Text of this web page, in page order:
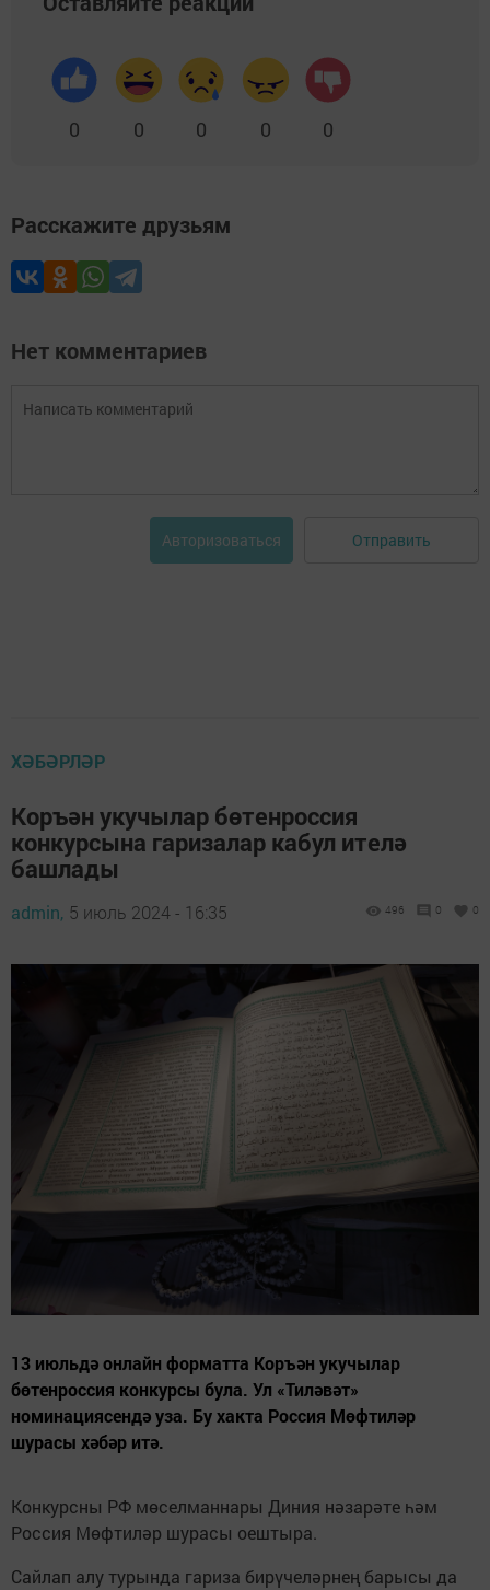
0 0 0 0 0
Расскажите друзьям
Нет комментариев
Авторизоваться Отправить
ХӘБӘРЛӘР
Коръән укучылар бөтенроссия
конкурсына гаризалар кабул ителә
башлады
admin, 5 июль 2024 - 16:35 496 0 0
13 июльдә онлайн форматта Коръән укучылар
бөтенроссия конкурсы була. Ул «Тиләвәт»
номинациясендә уза. Бу хакта Россия Мөфтиләр
шурасы хәбәр итә.
Конкурсны РФ мөселманнары Диния нәзарәте һәм
Россия Мөфтиләр шурасы оештыра.
Сайлап алу турында гариза бирүчеләрнең барысы да